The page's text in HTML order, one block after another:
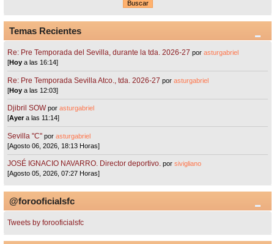
Temas Recientes
Re: Pre Temporada del Sevilla, durante la tda. 2026-27 porasturgabriel
[Hoy a las 16:14]
Re: Pre Temporada Sevilla Atco., tda. 2026-27 porasturgabriel
[Hoy a las 12:03]
Djibril SOW porasturgabriel
[Ayera las 11:14]
Sevilla "C"porasturgabriel
[Agosto 06, 2026, 18:13 Horas]
JOSÉ IGNACIO NAVARRO. Director deportivo. porsivigliano
[Agosto 05, 2026, 07:27 Horas]
@forooficialsfc
Tweets by forooficialsfc